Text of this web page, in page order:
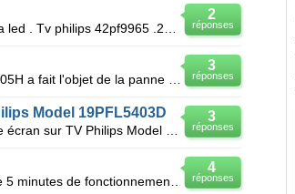
2
réponses
3
réponses
3
réponses
Model 19PFL5403D
4
réponses